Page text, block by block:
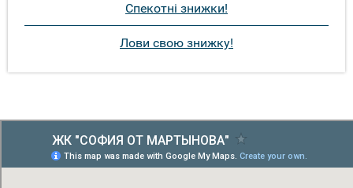
Спекотні знижки!
Лови свою знижку!